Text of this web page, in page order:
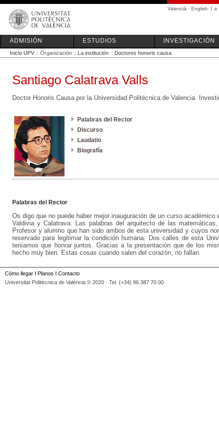
Valencià · English I a
ADMISIÓN ESTUDIOS INVESTIGACIÓN
Inicio UPV :: Organización :: La institución :: Doctores honoris causa
Santiago Calatrava Valls
Doctor Honoris Causa por la Universidad Politécnica de Valencia.
Palabras del Rector
Discurso
Laudatio
Biografía
Palabras del Rector
Os digo que no puede haber mejor inauguración de un curso
Valdivia y Calatrava. Las palabras del arquitecto de las
Profesor y alumno que han sido ambos de esta universidad y cuyos
reservado para legitimar la condición humana. Dos calles de esta
teníamos que honrar juntos. Gracias a la presentación que de los
hecho muy bien. Estas cosas cuando salen del corazón, no fallan.
Cómo llegar Planos
Contacto
Universitat Politècnica de València © 2020 · Tel. (+34) 96 387 70 00